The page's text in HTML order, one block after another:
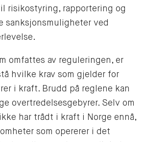
risikostyring, rapportering og
sanksjonsmuligheter ved
omfattes av reguleringen, er
hvilke krav som gjelder for
i kraft. Brudd på reglene kan
overtredelsesgebyrer. Selv om
ikke har trådt i kraft i Norge ennå,
som opererer i det